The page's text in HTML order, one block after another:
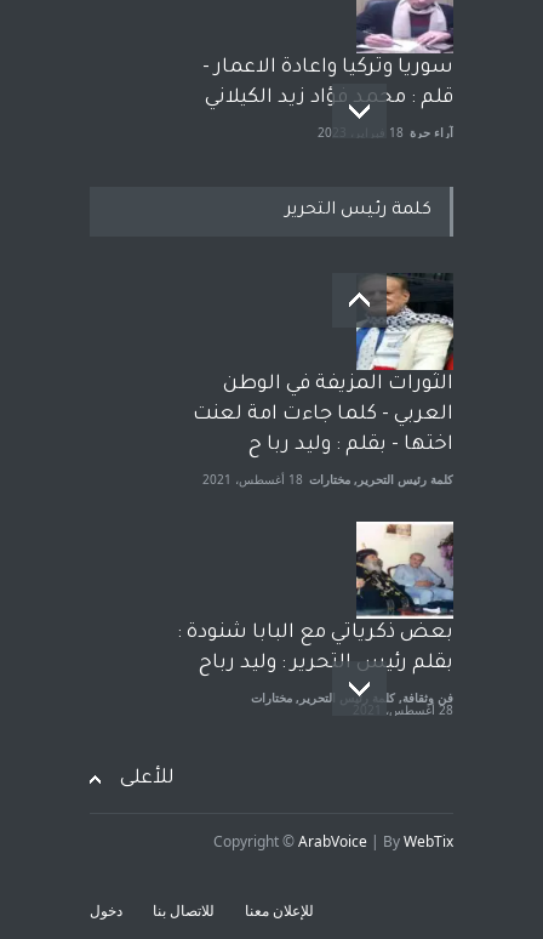
سوريا وتركيا واعادة الاعمار -
قلم : محمد فؤاد زيد الكيلاني
آراء حرة 18 فبراير، 2023
بعد معارك قضائية طاحنة كتب
وترافع فيها بنفسه مرة اخرى..
الشيخ طارق يوسف يقهر
الحكومة الأمريكية ، فأعطوه
الجنسية عن يد وهم صاغرون،
آراء حرة مختارات 7 أبريل، 2023
كلمة رئيس التحرير
الثورات المزيفة في الوطن
العربي - كلما جاءت امة لعنت
اختها - بقلم : وليد ربا ح
كلمة رئيس التحرير , مختارات 18 أغسطس، 2021
بعض ذكرياتي مع البابا شنودة :
بقلم رئيس التحرير : وليد رباح
فن وثقافة, كلمة رئيس التحرير , مختارات
28 أغسطس، 2021
للأعلى
Copyright ©ArabVoice | ByWebTix
للإعلان معنا للاتصال بنا دخول